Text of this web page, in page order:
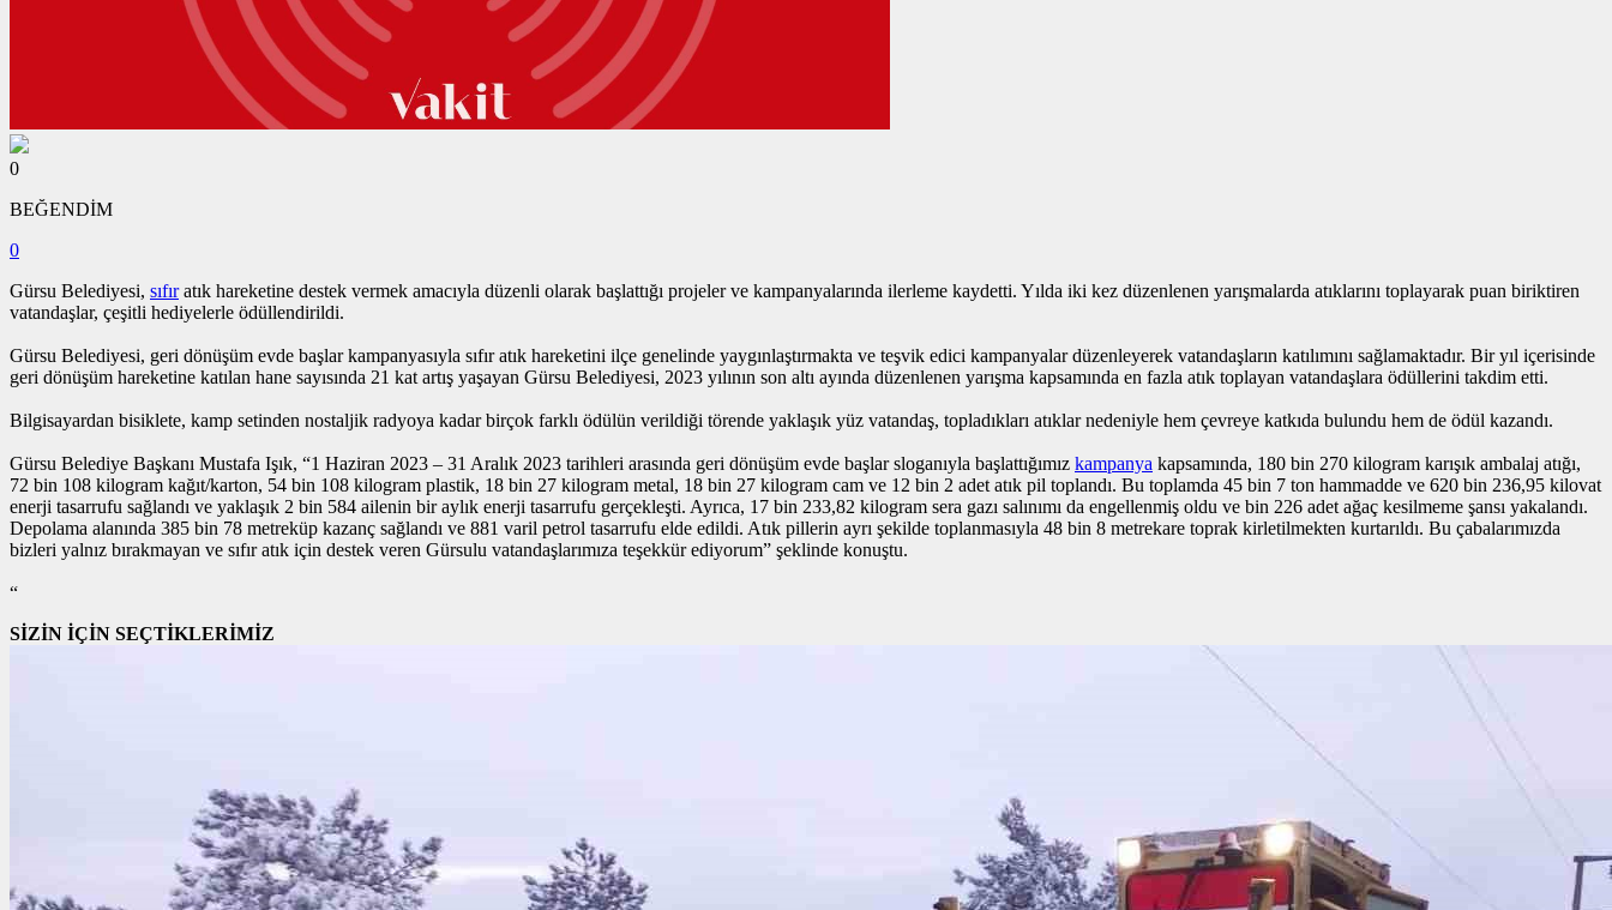
0
BEĞENDİM
0
Gürsu Belediyesi, sıfıratık hareketine destek vermek amacıyla düzenli olarak başlattığı projeler ve kampanyalarında ilerleme kaydetti. Yılda iki kez düzenlenen yarışmalarda atıklarını toplayarak puan biriktiren
vatandaşlar, çeşitli hediyelerle ödüllendirildi.
Gürsu Belediyesi, geri dönüşüm evde başlar kampanyasıyla sıfır atık hareketini ilçe genelinde yaygınlaştırmakta ve teşvik edici kampanyalar düzenleyerek vatandaşların katılımını sağlamaktadır. Bir yıl içerisinde
geri dönüşüm hareketine katılan hane sayısında 21 kat artış yaşayan Gürsu Belediyesi, 2023 yılının son altı ayında düzenlenen yarışma kapsamında en fazla atık toplayan vatandaşlara ödüllerini takdim etti.
Bilgisayardan bisiklete, kamp setinden nostaljik radyoya kadar birçok farklı ödülün verildiği törende yaklaşık yüz vatandaş, topladıkları atıklar nedeniyle hem çevreye katkıda bulundu hem de ödül kazandı.
Gürsu Belediye Başkanı Mustafa Işık, “1 Haziran 2023 – 31 Aralık 2023 tarihleri arasında geri dönüşüm evde başlar sloganıyla başlattığımız kampanya kapsamında, 180 bin 270 kilogram karışık ambalaj atığı,
72 bin 108 kilogram kağıt/karton, 54 bin 108 kilogram plastik, 18 bin 27 kilogram metal, 18 bin 27 kilogram cam ve 12 bin 2 adet atık pil toplandı. Bu toplamda 45 bin 7 ton hammadde ve 620 bin 236,95 kilovat
enerji tasarrufu sağlandı ve yaklaşık 2 bin 584 ailenin bir aylık enerji tasarrufu gerçekleşti. Ayrıca, 17 bin 233,82 kilogram sera gazı salınımı da engellenmiş oldu ve bin 226 adet ağaç kesilmeme şansı yakalandı.
Depolama alanında 385 bin 78 metreküp kazanç sağlandı ve 881 varil petrol tasarrufu elde edildi. Atık pillerin ayrı şekilde toplanmasıyla 48 bin 8 metrekare toprak kirletilmekten kurtarıldı. Bu çabalarımızda
bizleri yalnız bırakmayan ve sıfır atık için destek veren Gürsulu vatandaşlarımıza teşekkür ediyorum” şeklinde konuştu.
“
SİZİN İÇİN SEÇTİKLERİMİZ